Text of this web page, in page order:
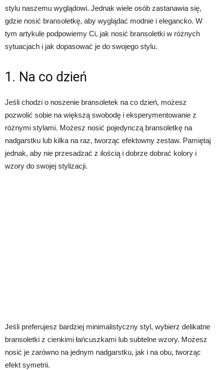
stylu naszemu wyglądowi. Jednak wiele osób zastanawia się,
gdzie nosić bransoletkę, aby wyglądać modnie i elegancko. W
tym artykule podpowiemy Ci, jak nosić bransoletki w różnych
sytuacjach i jak dopasować je do swojego stylu.
1. Na co dzień
Jeśli chodzi o noszenie bransoletek na co dzień, możesz
pozwolić sobie na większą swobodę i eksperymentowanie z
różnymi stylami. Możesz nosić pojedynczą bransoletkę na
nadgarstku lub kilka na raz, tworząc efektowny zestaw. Pamiętaj
jednak, aby nie przesadzać z ilością i dobrze dobrać kolory i
wzory do swojej stylizacji.
Jeśli preferujesz bardziej minimalistyczny styl, wybierz delikatne
bransoletki z cienkimi łańcuszkami lub subtelne wzory. Możesz
nosić je zarówno na jednym nadgarstku, jak i na obu, tworząc
efekt symetrii.